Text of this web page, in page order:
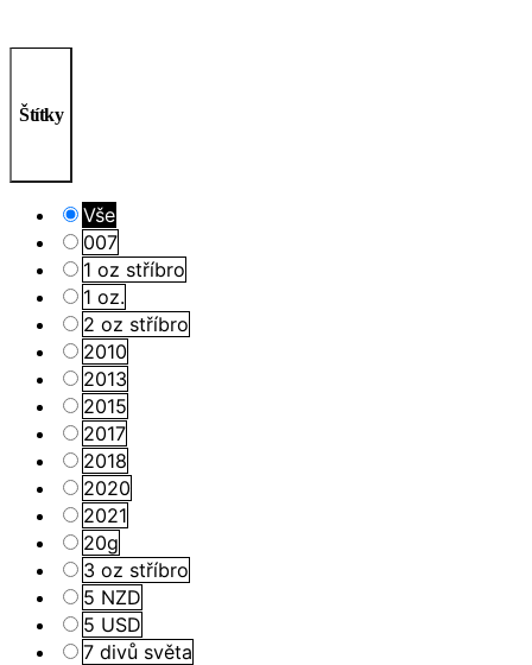
Štítky
Vše
007
1 oz stříbro
1 oz.
2 oz stříbro
2010
2013
2015
2017
2018
2020
2021
20g
3 oz stříbro
5 NZD
5 USD
7 divů světa